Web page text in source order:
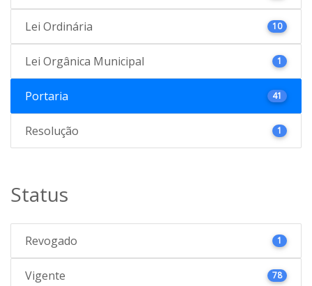
Lei Ordinária 10
Lei Orgânica Municipal 1
Portaria 41
Resolução 1
Status
Revogado 1
Vigente 78